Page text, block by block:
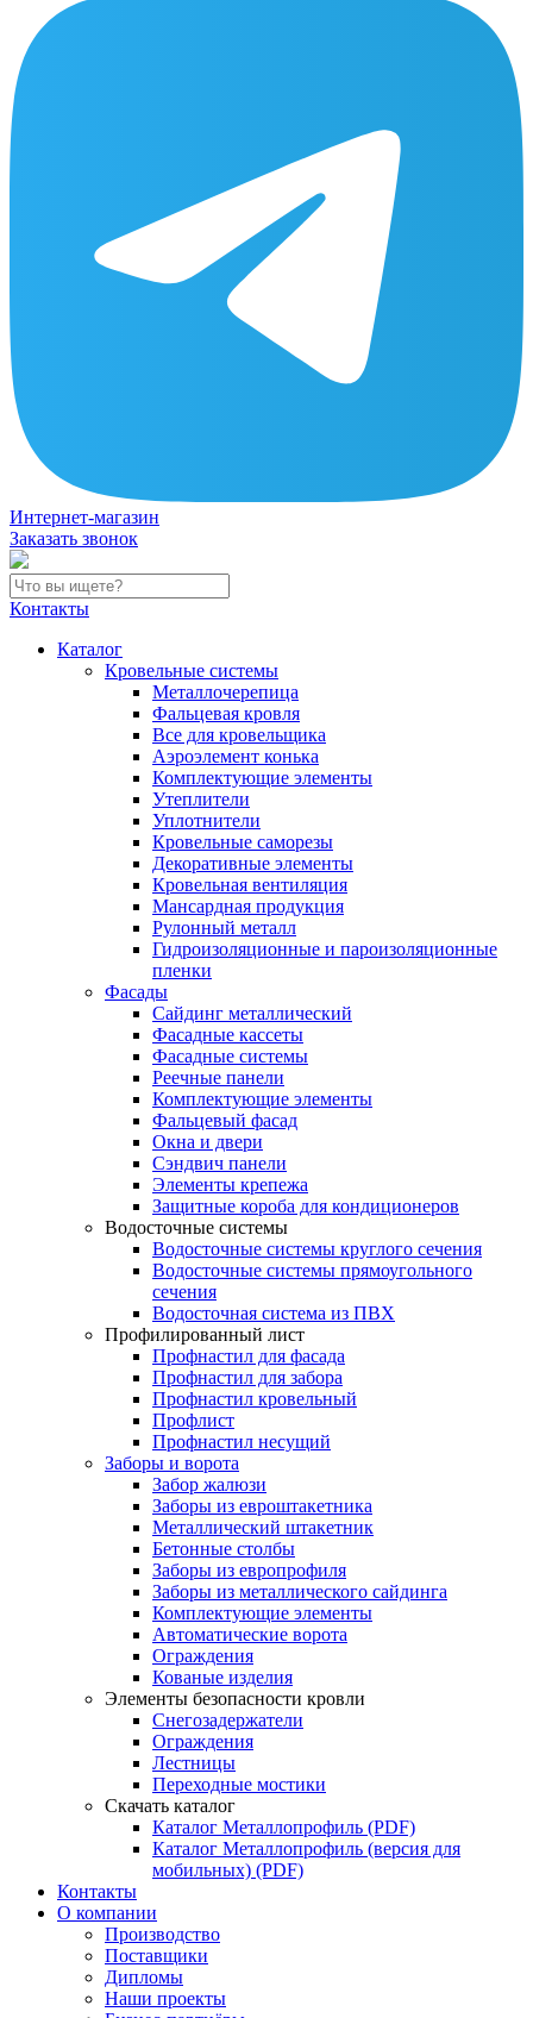
Интернет-магазин
Заказать звонок
Контакты
Каталог
Кровельные системы
Металлочерепица
Фальцевая кровля
Все для кровельщика
Аэроэлемент конька
Комплектующие элементы
Утеплители
Уплотнители
Кровельные саморезы
Декоративные элементы
Кровельная вентиляция
Мансардная продукция
Рулонный металл
Гидроизоляционные и пароизоляционные
пленки
Фасады
Сайдинг металлический
Фасадные кассеты
Фасадные системы
Реечные панели
Комплектующие элементы
Фальцевый фасад
Окна и двери
Сэндвич панели
Элементы крепежа
Защитные короба для кондиционеров
Водосточные системы
Водосточные системы круглого сечения
Водосточные системы прямоугольного
сечения
Водосточная система из ПВХ
Профилированный лист
Профнастил для фасада
Профнастил для забора
Профнастил кровельный
Профлист
Профнастил несущий
Заборы и ворота
Забор жалюзи
Заборы из евроштакетника
Металлический штакетник
Бетонные столбы
Заборы из европрофиля
Заборы из металлического сайдинга
Комплектующие элементы
Автоматические ворота
Ограждения
Кованые изделия
Элементы безопасности кровли
Снегозадержатели
Ограждения
Лестницы
Переходные мостики
Скачать каталог
Каталог Металлопрофиль (PDF)
Каталог Металлопрофиль (версия для
мобильных) (PDF)
Контакты
О компании
Производство
Поставщики
Дипломы
Наши проекты